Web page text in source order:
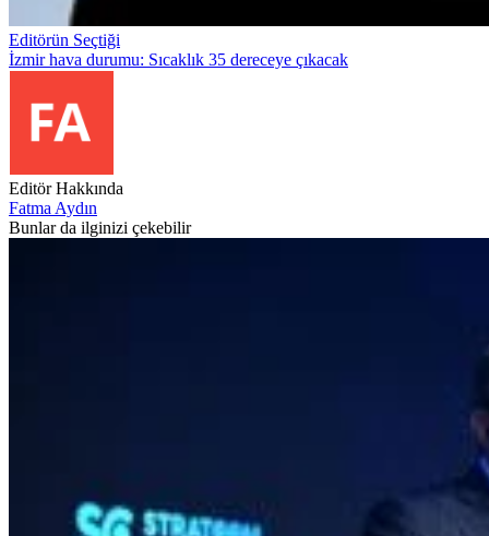
Editörün Seçtiği
İzmir hava durumu: Sıcaklık 35 dereceye çıkacak
Editör Hakkında
Fatma Aydın
Bunlar da ilginizi çekebilir